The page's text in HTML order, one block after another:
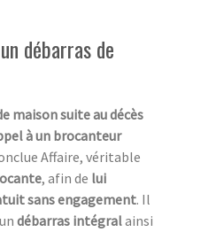
débarras de
maison suite au décès
à un brocanteur
Affaire, véritable
, afin de lui
sans engagement. Il
débarras intégralainsi